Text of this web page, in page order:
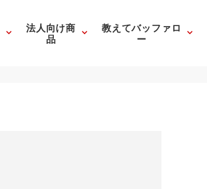
法人向け商
品
教えてバッファロ
ー